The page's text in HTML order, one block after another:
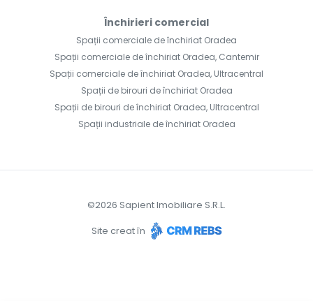
Închirieri comercial
Spații comerciale de închiriat Oradea
Spații comerciale de închiriat Oradea, Cantemir
Spații comerciale de închiriat Oradea, Ultracentral
Spații de birouri de închiriat Oradea
Spații de birouri de închiriat Oradea, Ultracentral
Spații industriale de închiriat Oradea
©2026 Sapient Imobiliare S.R.L.
Site creat în